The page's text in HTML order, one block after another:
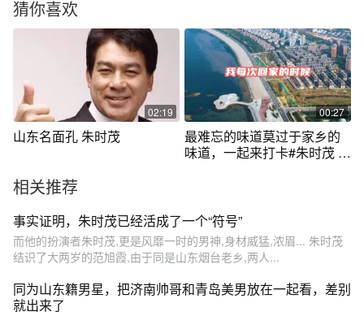
猜你喜欢
02:19
山东名面孔 朱时茂
00:27
最难忘的味道莫过于家乡的
味道，一起来打卡#朱时茂 老
相关推荐
事实证明，朱时茂已经活成了一个“符号”
而他的扮演者朱时茂,更是风靡一时的男神,身材威猛,浓眉... 朱时茂
结识了大两岁的范旭霞,由于同是山东烟台老乡,两人...
同为山东籍男星，把济南帅哥和青岛美男放在一起看，差别
就出来了